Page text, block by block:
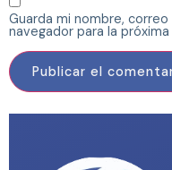
Guarda mi nombre,
navegador para la